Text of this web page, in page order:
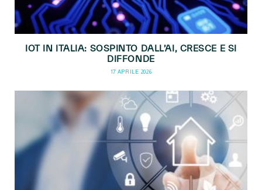
IOT IN ITALIA: SOSPINTO DALL’AI, CRESCE E SI
DIFFONDE
17 APRILE 2026